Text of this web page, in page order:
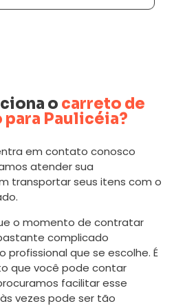
o carreto de
para Paulicéia?
em contato conosco
atender sua
transportar seus itens com o
o momento de contratar
complicado
profissional que se escolhe. É
que você pode contar
facilitar esse
vezes pode ser tão